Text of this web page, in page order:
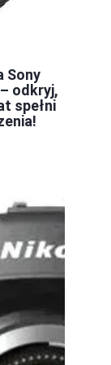
Sony
odkryj,
spełni